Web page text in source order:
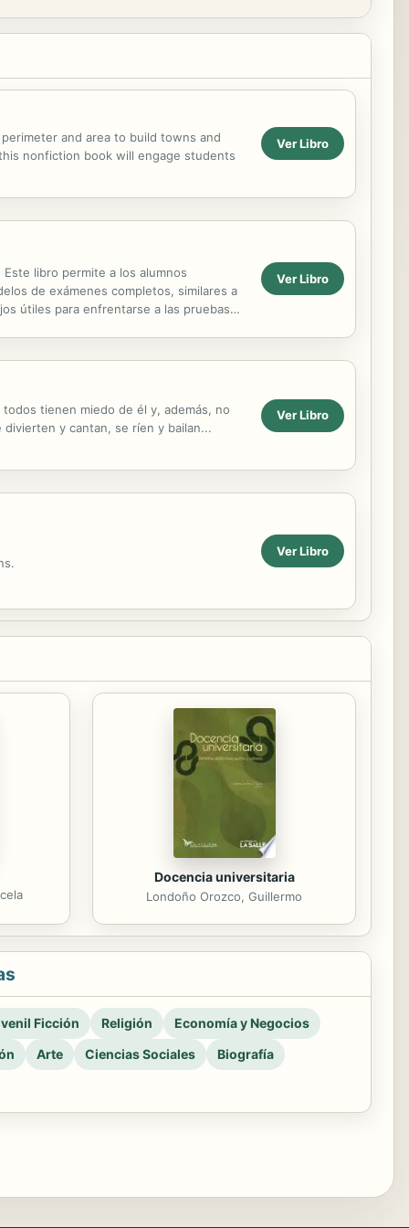
and area to build towns and
nonfiction book will engage students
Ver Libro
libro permite a los alumnos
de exámenes completos, similares a
útiles para enfrentarse a las pruebas
Ver Libro
tienen miedo de él y, además, no
y cantan, se ríen y bailan...
Ver Libro
Ver Libro
Docencia universitaria
Londoño Orozco, Guillermo
Ficción Religión
Economía y Negocios
Arte Ciencias Sociales Biografía